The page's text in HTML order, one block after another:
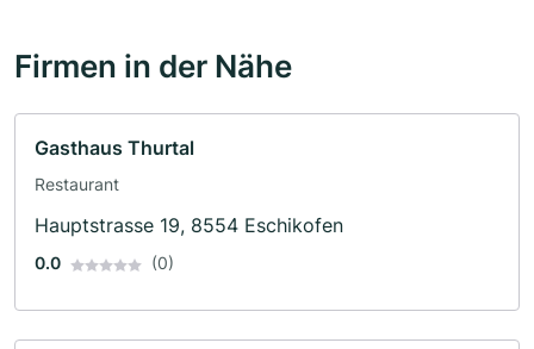
Firmen in der Nähe
Gasthaus Thurtal
Restaurant
Hauptstrasse 19, 8554 Eschikofen
0.0 (0)